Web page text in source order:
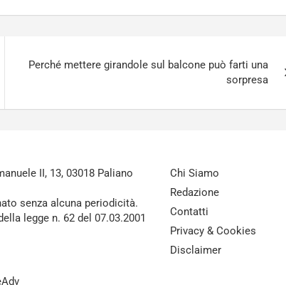
Perché mettere girandole sul balcone può farti una
sorpresa
II, 13, 03018 Paliano
senza alcuna periodicità.
legge n. 62 del 07.03.2001
Chi Siamo
Redazione
Contatti
Privacy & Cookies
Disclaimer